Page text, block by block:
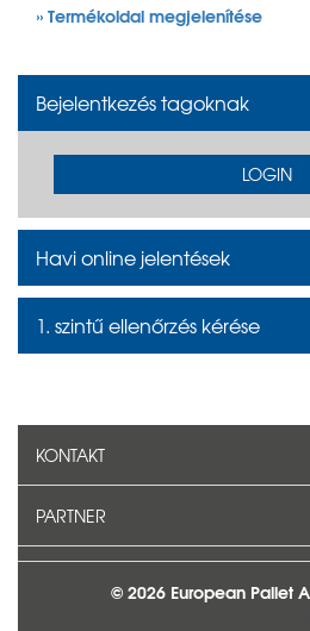
» Termékoldal megjelenítése
Bejelentkezés tagoknak
LOGIN
Havi online jelentések
1. szintű ellenőrzés kérése
KONTAKT
PARTNER
© 2026 European Pallet